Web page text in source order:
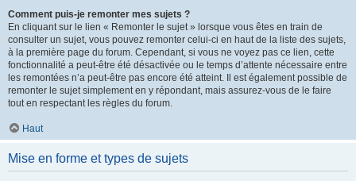
Comment puis-je remonter mes sujets ?
En cliquant sur le lien « Remonter le sujet » lorsque vous êtes en train de
consulter un sujet, vous pouvez remonter celui-ci en haut de la liste des sujets,
à la première page du forum. Cependant, si vous ne voyez pas ce lien, cette
fonctionnalité a peut-être été désactivée ou le temps d’attente nécessaire entre
les remontées n’a peut-être pas encore été atteint. Il est également possible de
remonter le sujet simplement en y répondant, mais assurez-vous de le faire
tout en respectant les règles du forum.
Haut
Mise en forme et types de sujets